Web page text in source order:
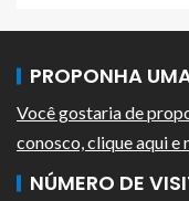
PROPONHA
Você gostaria de
conosco, clique aqui e
NÚMERO DE